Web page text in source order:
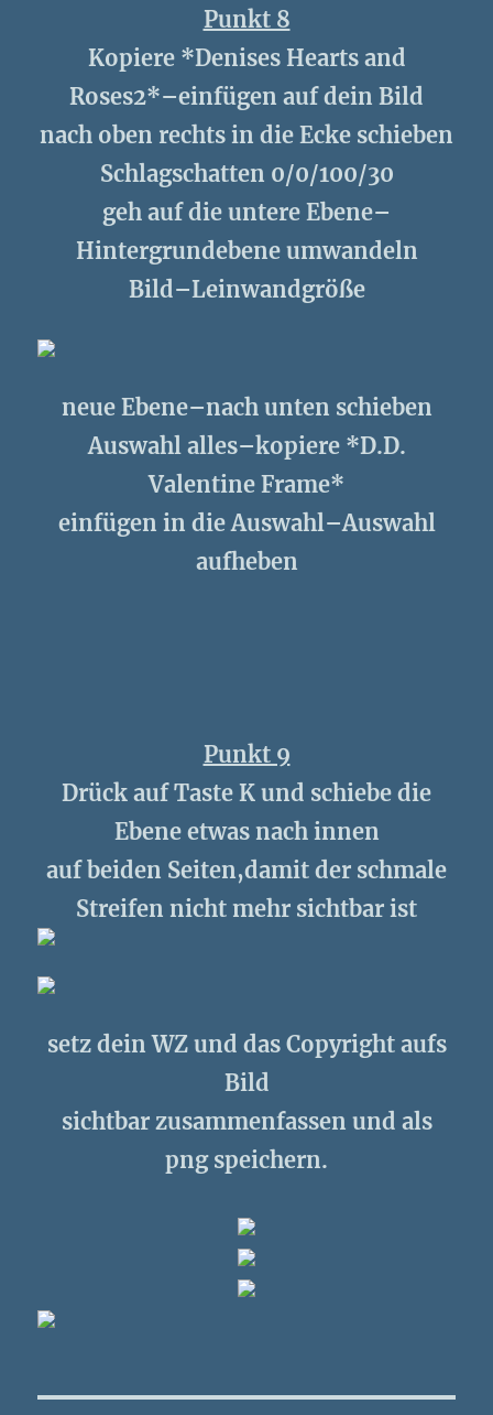
Punkt 8
Kopiere *Denises Hearts and
Roses2*–einfügen auf dein Bild
nach oben rechts in die Ecke schieben
Schlagschatten 0/0/100/30
geh auf die untere Ebene–
Hintergrundebene umwandeln
Bild–Leinwandgröße
neue Ebene–nach unten schieben
Auswahl alles–kopiere *D.D.
Valentine Frame*
einfügen in die Auswahl–Auswahl
aufheben
Punkt 9
Drück auf Taste K und schiebe die
Ebene etwas nach innen
auf beiden Seiten,damit der schmale
Streifen nicht mehr sichtbar ist
setz dein WZ und das Copyright aufs
Bild
sichtbar zusammenfassen und als
png speichern.